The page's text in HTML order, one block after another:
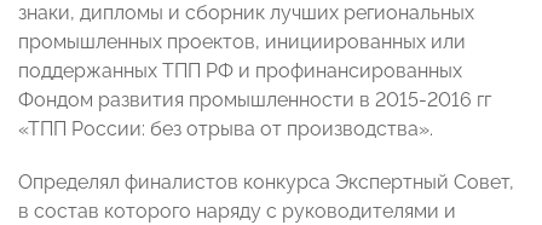
знаки, дипломы и сборник лучших региональных
промышленных проектов, инициированных или
поддержанных ТПП РФ и профинансированных
Фондом развития промышленности в 2015-2016 гг
«ТПП России: без отрыва от производства».
Определял финалистов конкурса Экспертный Совет,
в состав которого наряду с руководителями и